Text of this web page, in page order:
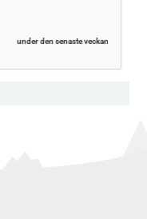
under den senaste veckan